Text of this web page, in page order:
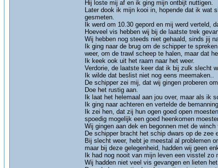
Hij loste mij af en ik ging mijn ontbijt nuttigen.
Later dook ik mijn kooi in, hopende dat ik wat
gesmeten.
Ik werd om 10.30 gepord en mij werd verteld,
Hoeveel vis hebben wij bij de laatste trek
Wij hebben nog steeds niet gehaald, sinds jij
Ik ging naar de brug om de schipper te
weer, om de trawl scheep te halen, maar dat
Ik keek ook uit het raam naar het weer.
Verdorie, de laatste keer dat ik bij zulk slecht
Ik wilde dat beslist niet nog eens meemaken..
De schipper zei mij, dat wij gingen proberen
Doe het rustig aan.
Ik laat het helemaal aan jou over, maar als ik
Ik ging naar achteren en vertelde de
Ik zei hen, dat zij hun ogen goed open
spoedig mogelijk een goed heenkomen
Wij gingen aan dek en begonnen met de
De schipper bracht het schip dwars op de zee
Bij slecht weer, hebt je meestal al problemen
maar bij deze gelegenheid, hadden wij geen
Ik had nog nooit van mijn leven een visstel
Wij hadden niet veel vis gevangen en lieten